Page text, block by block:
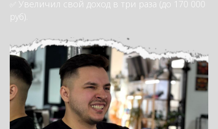
Увеличил свой доход в три раза (до 170 000
руб).